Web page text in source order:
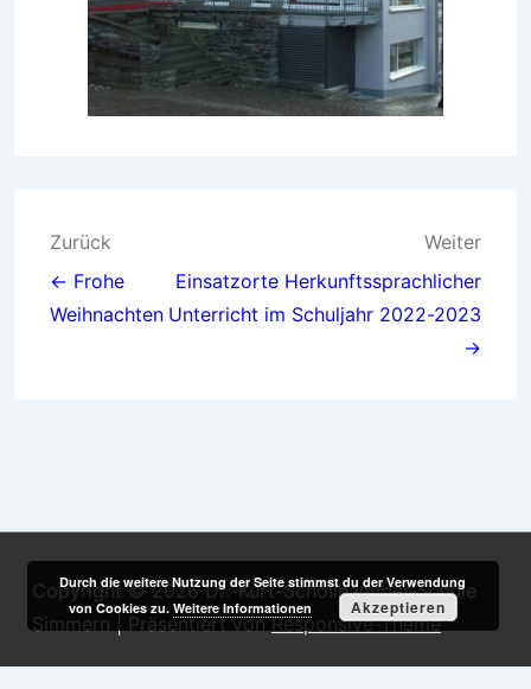
Beitragsnavigation
Zurück
← Frohe
Weihnachten
Weiter
Einsatzorte Herkunftssprachlicher
Unterricht im Schuljahr 2022-2023
→
Copyright © 2026Dr.-Kurt-Schöllhammer-Schule
Simmern
| Präsentiert vonResponsive-Theme
Durch die weitere Nutzung der Seite stimmst du der Verwendung
von Cookies zu. Weitere Informationen Akzeptieren